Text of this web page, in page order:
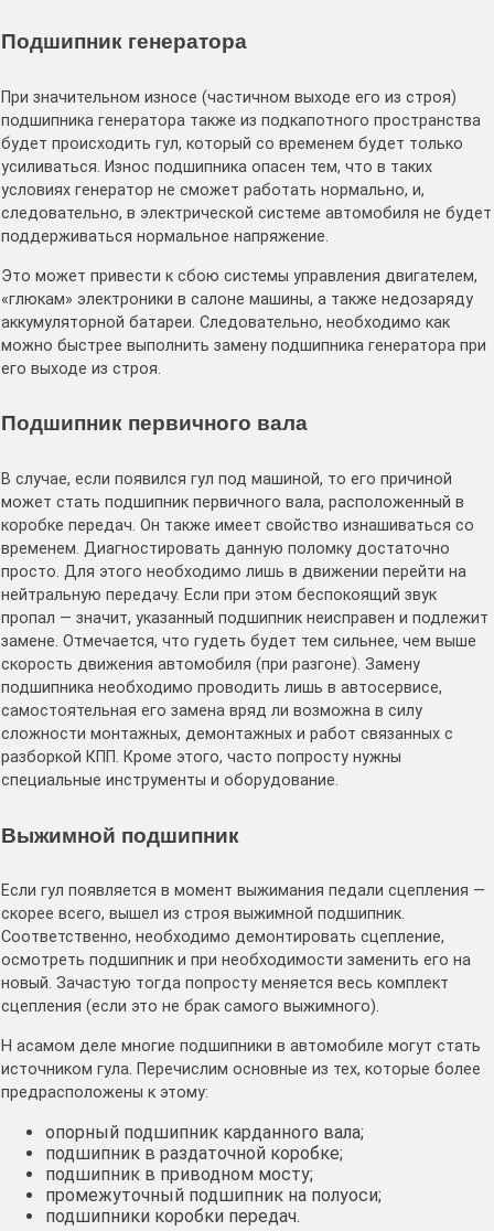
Подшипник генератора
При значительном износе (частичном выходе его из строя)
подшипника генератора также из подкапотного пространства
будет происходить гул, который со временем будет только
усиливаться. Износ подшипника опасен тем, что в таких
условиях генератор не сможет работать нормально, и,
следовательно, в электрической системе автомобиля не будет
поддерживаться нормальное напряжение.
Это может привести к сбою системы управления двигателем,
«глюкам» электроники в салоне машины, а также недозаряду
аккумуляторной батареи. Следовательно, необходимо как
можно быстрее выполнить замену подшипника генератора при
его выходе из строя.
Подшипник первичного вала
В случае, если появился гул под машиной, то его причиной
может стать подшипник первичного вала, расположенный в
коробке передач. Он также имеет свойство изнашиваться со
временем. Диагностировать данную поломку достаточно
просто. Для этого необходимо лишь в движении перейти на
нейтральную передачу. Если при этом беспокоящий звук
пропал — значит, указанный подшипник неисправен и подлежит
замене. Отмечается, что гудеть будет тем сильнее, чем выше
скорость движения автомобиля (при разгоне). Замену
подшипника необходимо проводить лишь в автосервисе,
самостоятельная его замена вряд ли возможна в силу
сложности монтажных, демонтажных и работ связанных с
разборкой КПП. Кроме этого, часто попросту нужны
специальные инструменты и оборудование.
Выжимной подшипник
Если гул появляется в момент выжимания педали сцепления —
скорее всего, вышел из строя выжимной подшипник.
Соответственно, необходимо демонтировать сцепление,
осмотреть подшипник и при необходимости заменить его на
новый. Зачастую тогда попросту меняется весь комплект
сцепления (если это не брак самого выжимного).
Н асамом деле многие подшипники в автомобиле могут стать
источником гула. Перечислим основные из тех, которые более
предрасположены к этому:
опорный подшипник карданного вала;
подшипник в раздаточной коробке;
подшипник в приводном мосту;
промежуточный подшипник на полуоси;
подшипники коробки передач.